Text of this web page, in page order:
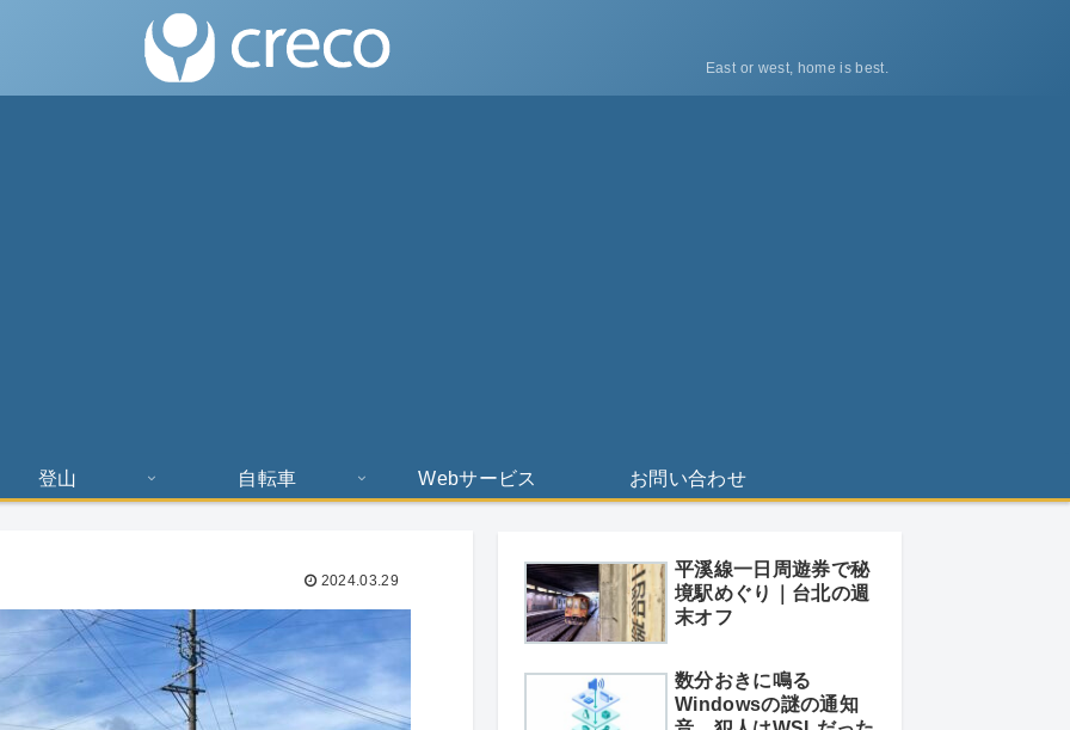
East or west, home is best.
登山 自転車 Webサービス お問い合わせ
2024.03.29
平溪線一日周遊券で秘
境駅めぐり｜台北の週
末オフ
数分おきに鳴る
Windowsの謎の通知